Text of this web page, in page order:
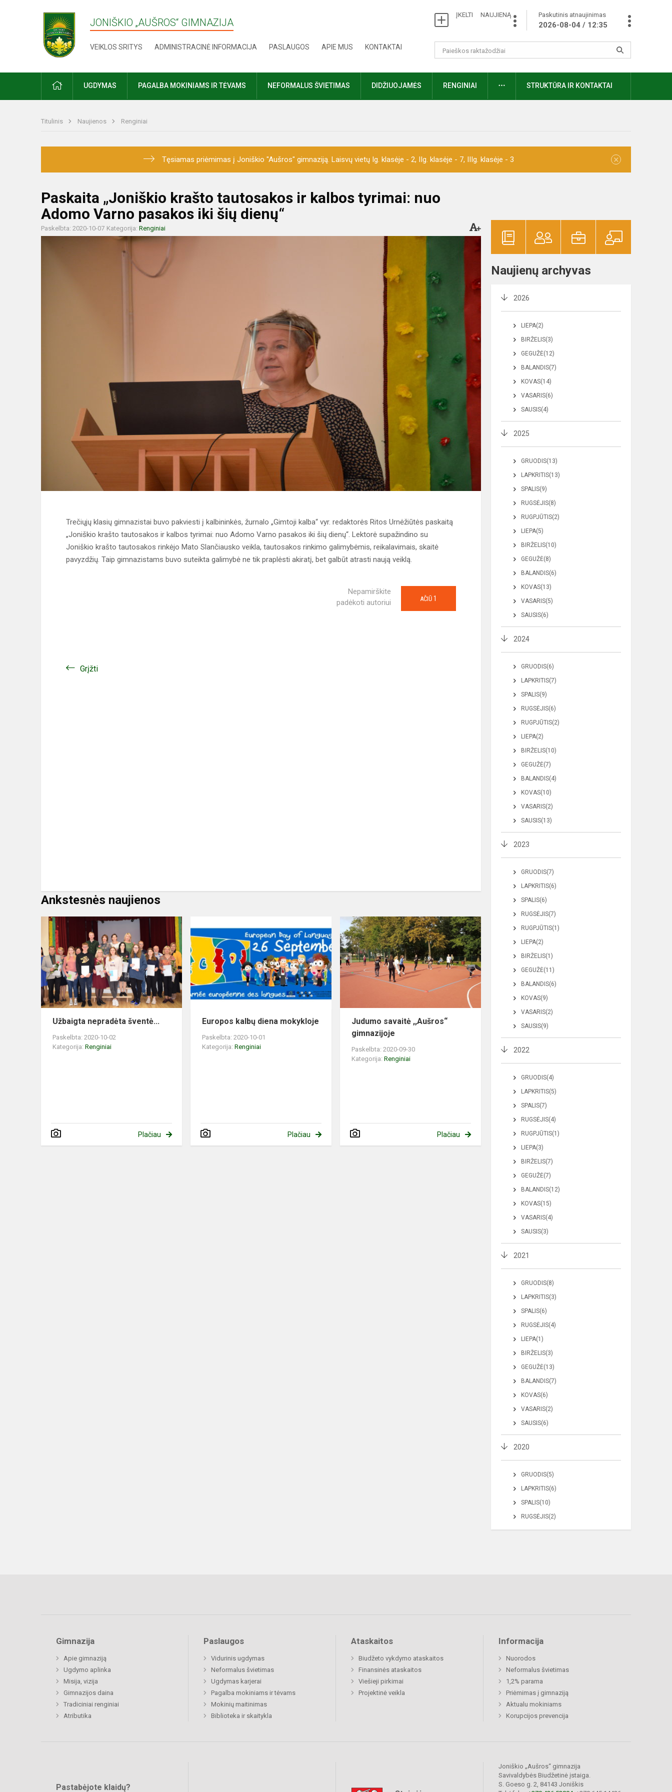
JONIŠKIO „AUŠROS“ GIMNAZIJA
VEIKLOS SRITYS ADMINISTRACINĖ INFORMACIJA PASLAUGOS APIE MUS KONTAKTAI
ĮKELTI NAUJIENĄ Paskutinis atnaujinimas
2026-08-04 / 12:35
UGDYMAS PAGALBA MOKINIAMS IR TĖVAMS NEFORMALUS ŠVIETIMAS DIDŽIUOJAMĖS RENGINIAI STRUKTŪRA IR KONTAKTAI
Titulinis Naujienos Renginiai
Tęsiamas priėmimas į Joniškio "Aušros" gimnaziją. Laisvų vietų Ig. klasėje - 2, IIg. klasėje - 7, IIIg. klasėje - 3 ×
Paskaita „Joniškio krašto tautosakos ir kalbos tyrimai: nuo
Adomo Varno pasakos iki šių dienų“
Paskelbta: 2020-10-07 Kategorija: Renginiai
Trečiųjų klasių gimnazistai buvo pakviesti į kalbininkės, žurnalo „Gimtoji kalba“ vyr. redaktorės Ritos Urnėžiūtės paskaitą
„Joniškio krašto tautosakos ir kalbos tyrimai: nuo Adomo Varno pasakos iki šių dienų“. Lektorė supažindino su
Joniškio krašto tautosakos rinkėjo Mato Slančiausko veikla, tautosakos rinkimo galimybėmis, reikalavimais, skaitė
pavyzdžių. Taip gimnazistams buvo suteikta galimybė ne tik praplėsti akiratį, bet galbūt atrasti naują veiklą.
Nepamirškite
padėkoti autoriui
AČIŪ 1
Grįžti
Ankstesnės naujienos
Užbaigta nepradėta šventė...
Paskelbta: 2020-10-02
Kategorija: Renginiai
Plačiau
Europos kalbų diena mokykloje
Paskelbta: 2020-10-01
Kategorija:Renginiai
Plačiau
Judumo savaitė ,,Aušros“
gimnazijoje
Paskelbta: 2020-09-30
Kategorija:Renginiai
Plačiau
Naujienų archyvas
2026
LIEPA(2)
BIRŽELIS(3)
GEGUŽĖ(12)
BALANDIS(7)
KOVAS(14)
VASARIS(6)
SAUSIS(4)
2025
GRUODIS(13)
LAPKRITIS(13)
SPALIS(9)
RUGSĖJIS(8)
RUGPJŪTIS(2)
LIEPA(5)
BIRŽELIS(10)
GEGUŽĖ(8)
BALANDIS(6)
KOVAS(13)
VASARIS(5)
SAUSIS(6)
2024
GRUODIS(6)
LAPKRITIS(7)
SPALIS(9)
RUGSĖJIS(6)
RUGPJŪTIS(2)
LIEPA(2)
BIRŽELIS(10)
GEGUŽĖ(7)
BALANDIS(4)
KOVAS(10)
VASARIS(2)
SAUSIS(13)
2023
GRUODIS(7)
LAPKRITIS(6)
SPALIS(6)
RUGSĖJIS(7)
RUGPJŪTIS(1)
LIEPA(2)
BIRŽELIS(1)
GEGUŽĖ(11)
BALANDIS(6)
KOVAS(9)
VASARIS(2)
SAUSIS(9)
2022
GRUODIS(4)
LAPKRITIS(5)
SPALIS(7)
RUGSĖJIS(4)
RUGPJŪTIS(1)
LIEPA(3)
BIRŽELIS(7)
GEGUŽĖ(7)
BALANDIS(12)
KOVAS(15)
VASARIS(4)
SAUSIS(3)
2021
GRUODIS(8)
LAPKRITIS(3)
SPALIS(6)
RUGSĖJIS(4)
LIEPA(1)
BIRŽELIS(3)
GEGUŽĖ(13)
BALANDIS(7)
KOVAS(6)
VASARIS(2)
SAUSIS(6)
2020
GRUODIS(5)
LAPKRITIS(6)
SPALIS(10)
RUGSĖJIS(2)
Gimnazija
Apie gimnaziją
Ugdymo aplinka
Misija, vizija
Gimnazijos daina
Tradiciniai renginiai
Atributika
Paslaugos
Vidurinis ugdymas
Neformalus švietimas
Ugdymas karjerai
Pagalba mokiniams ir tėvams
Mokinių maitinimas
Biblioteka ir skaitykla
Ataskaitos
Biudžeto vykdymo ataskaitos
Finansinės ataskaitos
Viešieji pirkimai
Projektinė veikla
Informacija
Nuorodos
Neformalus švietimas
1,2% parama
Priėmimas į gimnaziją
Aktualu mokiniams
Korupcijos prevencija
Pastabėjote klaidų?
Joniškio „Aušros“ gimnazija
Savivaldybės Biudžetinė įstaiga.
S. Goeso g. 2, 84143 Joniškis